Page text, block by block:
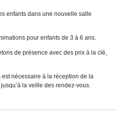
enfants dans une nouvelle salle
pour enfants de 3 à 6 ans.
de présence avec des prix à la clé,
est nécessaire à la réception de la
la veille des rendez-vous.